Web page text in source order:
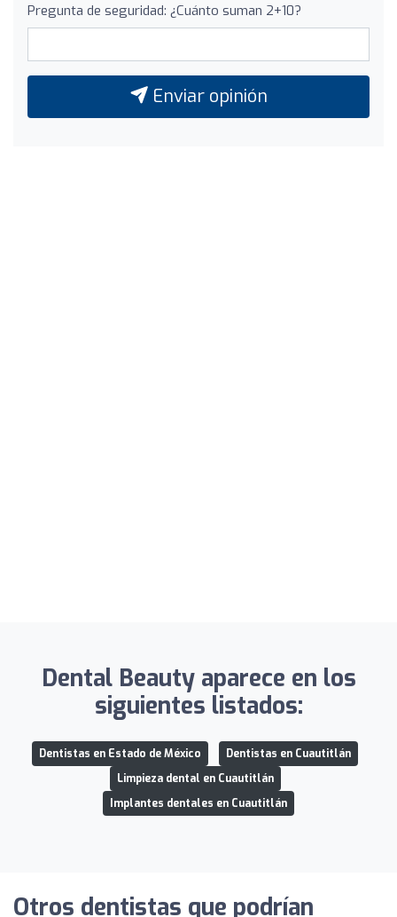
Pregunta de seguridad: ¿Cuánto suman 2+10?
Enviar opinión
Dental Beauty aparece en los
siguientes listados:
Dentistas en Estado de México
Dentistas en Cuautitlán
Limpieza dental en Cuautitlán
Implantes dentales en Cuautitlán
Otros dentistas que podrían